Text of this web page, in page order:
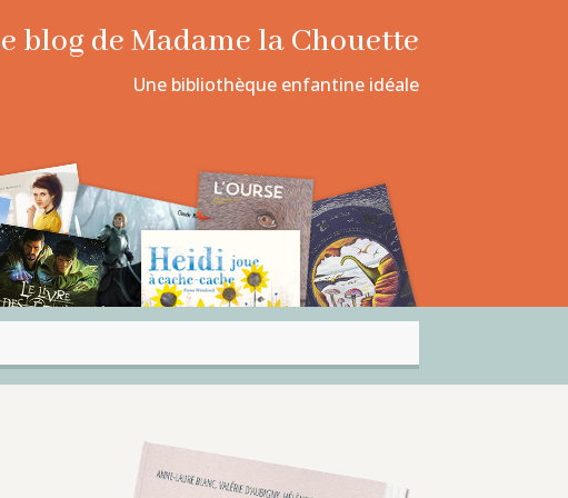
blog de Madame la Chouette
Une bibliothèque enfantine idéale